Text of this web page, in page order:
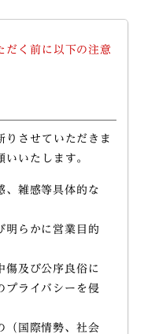
だく前に以下の注意
りさせていただきま
いたします。
、雑感等具体的な
明らかに営業目的
傷及び公序良俗に
プライバシーを侵
（国際情勢、社会